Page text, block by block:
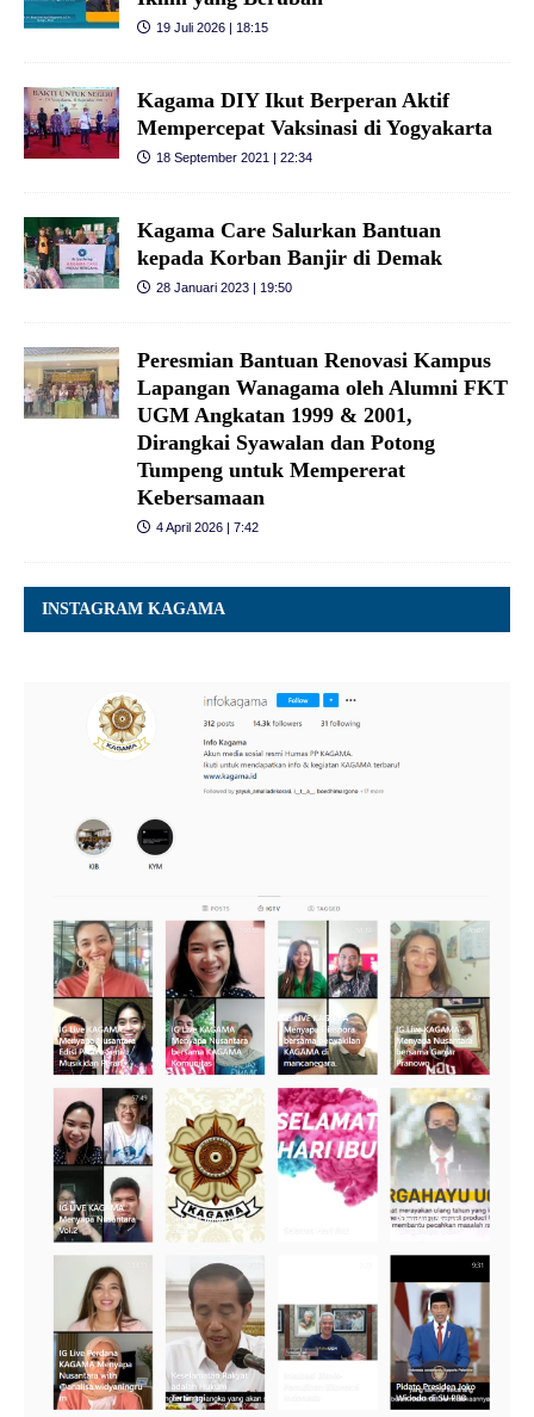
19 Juli 2026 | 18:15
Kagama DIY Ikut Berperan Aktif
Mempercepat Vaksinasi di Yogyakarta
18 September 2021 | 22:34
Kagama Care Salurkan Bantuan
kepada Korban Banjir di Demak
28 Januari 2023 | 19:50
Peresmian Bantuan Renovasi Kampus
Lapangan Wanagama oleh Alumni FKT
UGM Angkatan 1999 & 2001,
Dirangkai Syawalan dan Potong
Tumpeng untuk Mempererat
Kebersamaan
4 April 2026 | 7:42
INSTAGRAM KAGAMA